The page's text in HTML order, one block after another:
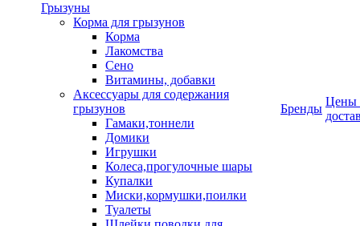
Грызуны
Корма для грызунов
Корма
Лакомства
Сено
Витамины, добавки
Аксессуары для содержания
грызунов
Гамаки,тоннели
Домики
Игрушки
Колеса,прогулочные шары
Купалки
Миски,кормушки,поилки
Туалеты
Бренды
Цены